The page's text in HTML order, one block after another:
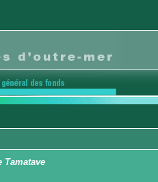
Tamatave